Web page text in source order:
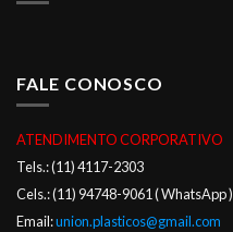
FALE CONOSCO
ATENDIMENTO CORPORATIVO
Tels.: (11) 4117-2303
Cels.: (11) 94748-9061 ( WhatsApp )
Email:union.plasticos@gmail.com